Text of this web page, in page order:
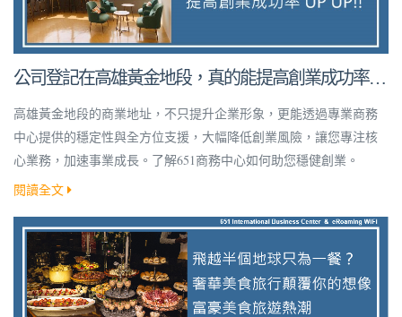
公司登記在高雄黃金地段，真的能提高創業成功率
嗎？
高雄黃金地段的商業地址，不只提升企業形象，更能透過專業商務
中心提供的穩定性與全方位支援，大幅降低創業風險，讓您專注核
心業務，加速事業成長。了解651商務中心如何助您穩健創業。
閱讀全文